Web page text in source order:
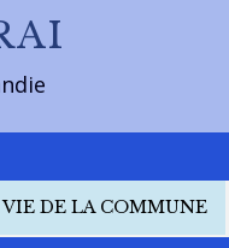
VIE DE LA COMMUNE